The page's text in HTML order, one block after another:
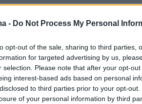
- Do Not Process My Personal
opt-out of the sale, sharing to third parties,
for targeted advertising by us,
selection. Please note that after your opt-
interest-based ads based on personal
to third parties prior to your opt-
of your personal information by third
λόγο και για πολλούς
footage shows a person
shooting at the Islamic
respond to the scene.
https://t.co/